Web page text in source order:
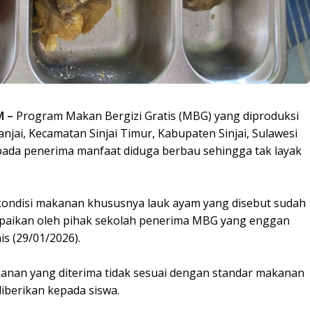
– Program Makan Bergizi Gratis (MBG) yang diproduksi
Kecamatan Sinjai Timur, Kabupaten Sinjai, Sulawesi
penerima manfaat diduga berbau sehingga tak layak
makanan khususnya lauk ayam yang disebut sudah
oleh pihak sekolah penerima MBG yang enggan
(29/01/2026).
yang diterima tidak sesuai dengan standar makanan
kepada siswa.